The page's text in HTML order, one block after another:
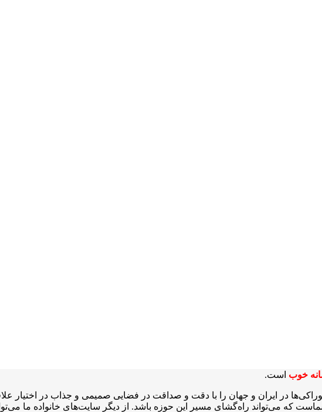
خوب است.
در ایران و جهان را با دقت و صداقت در فضایی صمیمی و جذاب در اختیار
که می‌تواند راه‌گشای مسیر این حوزه باشد. از دیگر سایت‌های خانواده ما